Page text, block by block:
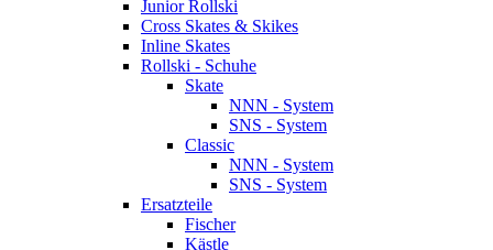
Junior Rollski
Cross Skates & Skikes
Inline Skates
Rollski - Schuhe
Skate
NNN - System
SNS - System
Classic
NNN - System
SNS - System
Ersatzteile
Fischer
Kästle